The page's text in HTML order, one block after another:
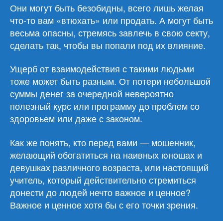
Они могут быть безобидны, всего лишь желая
что-то вам «втюхать» или продать. А могут быть
весьма опасны, стремясь завлечь в свою секту,
сделать так, чтобы вы попали под их влияние.
Ущерб от взаимодействия с такими людьми
тоже может быть разным. От потери небольшой
суммы денег за очередной невероятно
полезный курс или программу до проблем со
здоровьем или даже с законом.
Как же понять, кто перед вами — мошенник,
желающий обогатиться на наивных юношах и
девушках различного возраста, или настоящий
учитель, который действительно стремиться
донести до людей нечто важное и ценное?
Важное и ценное хотя бы с его точки зрения.